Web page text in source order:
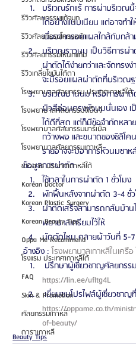
รีวิวศัลยกรรมแก้จมูก
รีวิวศัลยกรรมโครงหน้า
รีวิวศัลยกรรมโหนกแก้ม
รีวิวเกลี่ยไขมันใต้ตา
โรงพยาบาลศัลยกรรม ประเทศเกาหลีใต้
โรงพยาบาลศัลยกรรมจีเอ็นจี
โรงพยาบาลศัลยกรรมมาร์เบิ้ล
โรงพยาบาลศัลยกรรมเกาหลี
ข่าวสาร ประเทศเกาหลีใต้
Korean Doctor
Korean Plastic Surgery
Korean Beauty Tips
Oppa Me Recommend
โรงแรม ประเทศเกาหลีใต้
FAQ
Skin & Promotion
ศัลยกรรมเกาหลี
ดาราเกาหลี
บริเวณรักแร้ การผ่าบริเวณ
ได้อย่างแนบเนียน แต่อาจท
เนื่องจากรอยแผลใกล้กับกล้
บริเวณราวนม เป็นวิธีการ
ผ่าตัดได้ง่ายกว่าและจัดทรง
จะมีรอยแผลผ่าตัดที่บริเวณฐ
บริเวณปานนม หรือการผ่า
ผิวสีอ่อนตรงหัวนมนั่นเอง
ได้ดีที่สุด แต่ก็มีข้อจำกัดหล
กว้างพอ และขนาดของซิลิโ
รายอาจจะมีอาการหัวนมชา
ข้อมูลการผ่าตัด
ใช้เวลาในการผ่าตัด 1 ชั่วโมง
พักฟื้นหลังจากผ่าตัด 3-4 ชั่
ผ่าตัดเสร็จสามารถกลับบ้า
พยาบาลเตรียมไว้ให้
นัดตัดไหม คลายผ้าวันที่ 5-
อ้างอิง : โรงพยาบาลเกาหลีในเครื
ปรึกษาผู้เชี่ยวชาญศัลยกรรม
https://lin.ee/ufItg4L
เยี่ยมชมโปรไฟล์ผู้เชี่ยวชา
https://oppame.co.th/
of-beauty/
Beauty Tips